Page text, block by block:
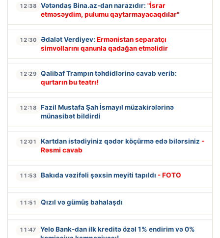
12:38 Vətəndaş Bina.az-dan narazıdır: "İsrar
etməsəydim, pulumu qaytarmayacaqdılar"
12:30 Ədalət Verdiyev: Ermənistan separatçı
simvollarını qanunla qadağan etməlidir
12:29
Qalibaf Trampın təhdidlərinə cavab verib:
qurtarın bu teatrı!
12:18
Fazil Mustafa Şah İsmayıl müzakirələrinə
münasibət bildirdi
12:01 Kartdan istədiyiniz qədər köçürmə edə bilərsiniz -
Rəsmi cavab
11:53 Bakıda vəzifəli şəxsin meyiti tapıldı - FOTO
11:51 Qızıl və gümüş bahalaşdı
11:47
Yelo Bank-dan ilk kreditə özəl 1% endirim və 0%